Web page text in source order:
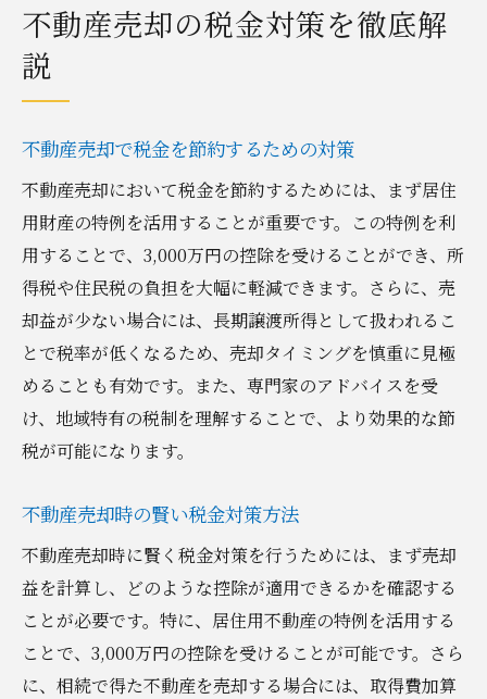
不動産売却の税金対策を徹底解
説
不動産売却で税金を節約するための対策
不動産売却において税金を節約するためには、まず居住
用財産の特例を活用することが重要です。この特例を利
用することで、3,000万円の控除を受けることができ、所
得税や住民税の負担を大幅に軽減できます。さらに、売
却益が少ない場合には、長期譲渡所得として扱われるこ
とで税率が低くなるため、売却タイミングを慎重に見極
めることも有効です。また、専門家のアドバイスを受
け、地域特有の税制を理解することで、より効果的な節
税が可能になります。
不動産売却時の賢い税金対策方法
不動産売却時に賢く税金対策を行うためには、まず売却
益を計算し、どのような控除が適用できるかを確認する
ことが必要です。特に、居住用不動産の特例を活用する
ことで、3,000万円の控除を受けることが可能です。さら
に、相続で得た不動産を売却する場合には、取得費加算